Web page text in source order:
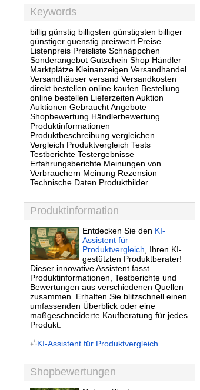
Keywords
billig günstig billigsten günstigsten billiger
günstiger guenstig preiswert Preise
Listenpreis Preisliste Schnäppchen
Sonderangebot Gutschein Shop Händler
Marktplätze Kleinanzeigen Versandhandel
Versandhäuser versand Versandkosten
direkt bestellen online kaufen Bestellung
online bestellen Lieferzeiten Auktion
Auktionen Gebraucht Angebote
Shopbewertung Händlerbewertung
Produktinformationen
Produktbeschreibung vergleichen
Vergleich Produktvergleich Tests
Testberichte Testergebnisse
Erfahrungsberichte Meinungen von
Verbrauchern Meinung Rezension
Technische Daten Produktbilder
Produktinformation
Entdecken Sie den KI-
Assistent für
Produktvergleich , Ihren KI-
gestützten Produktberater!
Dieser innovative Assistent fasst
Produktinformationen, Testberichte und
Bewertungen aus verschiedenen Quellen
zusammen. Erhalten Sie blitzschnell einen
umfassenden Überblick oder eine
maßgeschneiderte Kaufberatung für jedes
Produkt.
KI-Assistent für Produktvergleich
Shopbewertungen